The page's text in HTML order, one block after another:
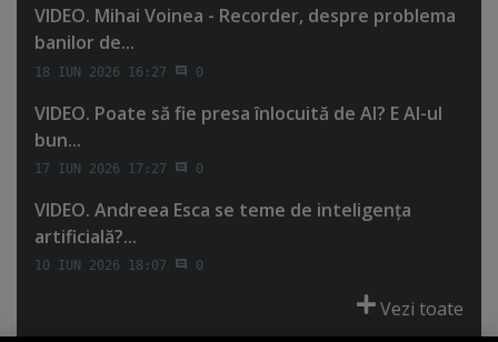
VIDEO. Mihai Voinea - Recorder, despre problema
banilor de...
18 IUN 2026 16:27 0
VIDEO. Poate să fie presa înlocuită de AI? E AI-ul
bun...
17 IUN 2026 17:27 0
VIDEO. Andreea Esca se teme de inteligenţa
artificială?...
10 IUN 2026 18:07 0
Vezi toate